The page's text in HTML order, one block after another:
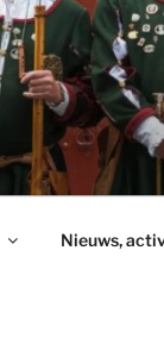
Nieuws,